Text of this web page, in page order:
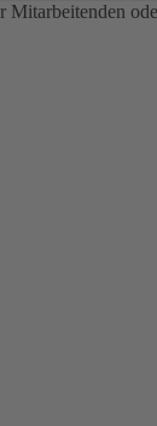
Mitarbeitenden